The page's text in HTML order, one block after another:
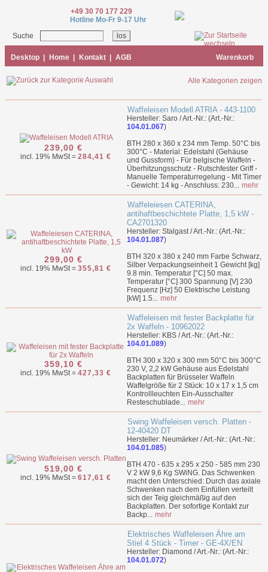
+49 30 70 177 229
Hotline Mo-Fr 9-17 Uhr
Suche
Desktop Home Kontakt AGB Warenkorb
Alle Kategorien zeigen
239,00 €
incl. 19% MwSt = 284,41 €
Waffeleisen Modell ATRIA - 443-1100
Hersteller: Saro / Art.-Nr.: (Art.-Nr.:
104.01.067)
BTH 280 x 360 x 234 mm Temp. 50°C bis
300°C - Material: Edelstahl (Gehäuse
und Gussform) - Für belgische Waffeln -
Überhitzungsschutz - Rutschfester Griff -
Manuelle Temperaturregelung - Mit Timer
- Gewicht: 14 kg - Anschluss: 230... mehr
299,00 €
incl. 19% MwSt = 355,81 €
Waffeleiesen CATERINA,
antihaftbeschichtete Platte, 1,5 kW -
CA2701320
Hersteller: Stalgast / Art.-Nr.: (Art.-Nr.:
104.01.087)
BTH 320 x 380 x 240 mm Farbe Schwarz,
Silber Verpackungseinheit 1 Gewicht [kg]
9.8 min. Temperatur [°C] 50 max.
Temperatur [°C] 300 Spannung [V] 230
Frequenz [Hz] 50 Elektrische Leistung
[kW] 1.5... mehr
359,10 €
incl. 19% MwSt = 427,33 €
Waffeleisen mit fester Backplatte für
2x Waffeln - 10962022
Hersteller: KBS / Art.-Nr.: (Art.-Nr.:
104.01.089)
BTH 300 x 320 x 300 mm 50°C bis 300°C
230 V, 2,2 kW Gehäuse aus Edelstahl
Backplatten für Brüsseler Waffeln
Waffelgröße für 2 Stück: 10 x 17 x 1,5 cm
Kontrollleuchten Ein-Ausschalter
Resteschublade... mehr
519,00 €
incl. 19% MwSt = 617,61 €
Swing Waffeleisen versch. Platten -
12-40420 DT
Hersteller: Neumärker / Art.-Nr.: (Art.-Nr.:
104.01.085)
BTH 470 - 635 x 295 x 250 - 585 mm 230
V 2 kW 9,6 Kg SWiNG. Das Schwenken
macht den Unterschied: Durch das axiale
Schwenken nach dem Einfüllen verteilt
sich der Teig gleichmäßig auf den
Backplatten. Der sofortige Kontakt zur
Backp... mehr
Elektrisches Waffeleisen Ähre am
Stiel 4 Stück - Timer - GE-4X/EN
Hersteller: Diamond / Art.-Nr.: (Art.-Nr.:
104.01.072)